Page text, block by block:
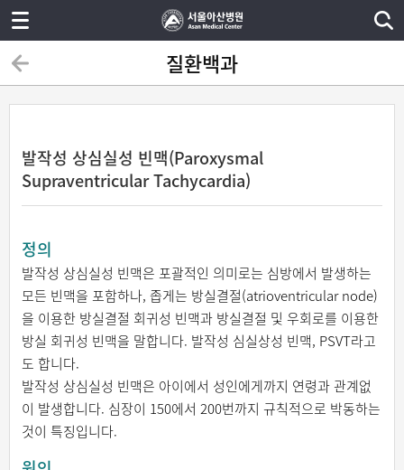
질환백과
발작성 상심실성 빈맥(Paroxysmal
Supraventricular Tachycardia)
정의
발작성 상심실성 빈맥은 포괄적인 의미로는 심방에서 발생하는
모든 빈맥을 포함하나, 좁게는 방실결절(atrioventricular node)
을 이용한 방실결절 회귀성 빈맥과 방실결절 및 우회로를 이용한
방실 회귀성 빈맥을 말합니다. 발작성 심실상성 빈맥, PSVT라고
도 합니다.
발작성 상심실성 빈맥은 아이에서 성인에게까지 연령과 관계없
이 발생합니다. 심장이 150에서 200번까지 규칙적으로 박동하는
것이 특징입니다.